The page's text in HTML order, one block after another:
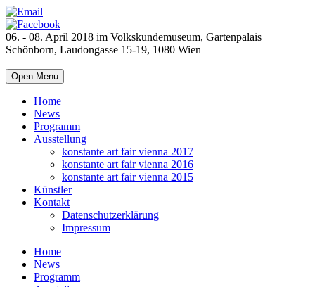
06. - 08. April 2018 im Volkskundemuseum, Gartenpalais
Schönborn, Laudongasse 15-19, 1080 Wien
Open Menu
Home
News
Programm
Ausstellung
konstante art fair vienna 2017
konstante art fair vienna 2016
konstante art fair vienna 2015
Künstler
Kontakt
Datenschutzerklärung
Impressum
Home
News
Programm